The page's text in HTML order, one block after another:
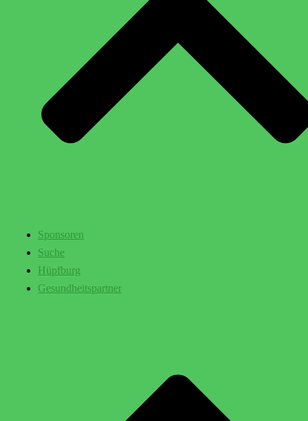
Sponsoren
Suche
Hüpfburg
Gesundheitspartner